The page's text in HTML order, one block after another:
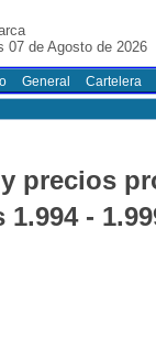
07 de Agosto de 2026
General Cartelera
precios
-